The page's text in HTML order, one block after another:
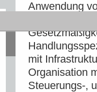
Anwendung
mit
Organisation
Steuerungs-,